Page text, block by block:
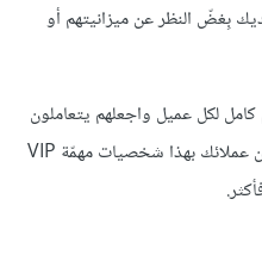
بِغضّ النظر عن ميزانيتهم أو
لكل عميل واجعلهم يتعاملون
دائمًا مع واجهات شخصيّة. ستجعل من عملائك بهذا شخصيات مهمّة VIP